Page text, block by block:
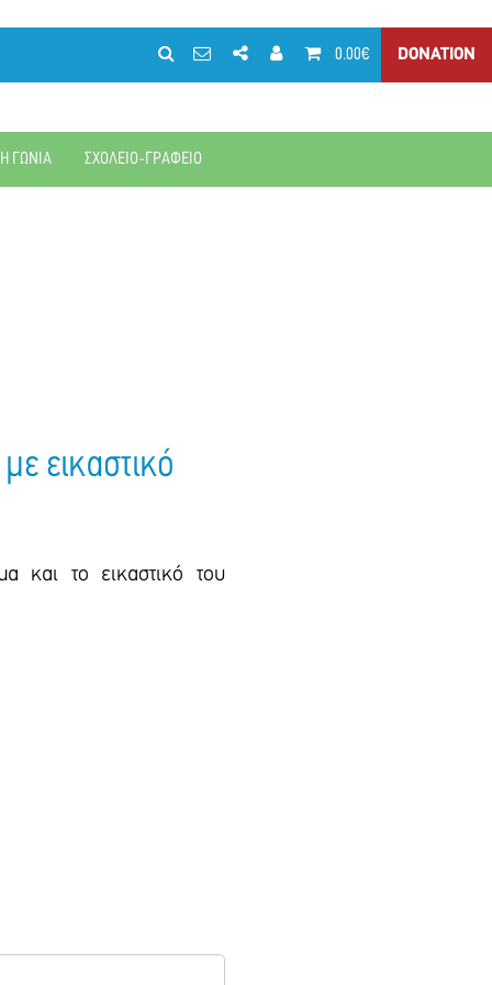
0.00€ DONATION
ΓΩΝΙΑ ΣΧΟΛΕΙΟ-ΓΡΑΦΕΙΟ
εικαστικό
και το εικαστικό του